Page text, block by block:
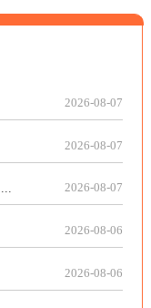
2026-08-07
2026-08-07
2026-08-07
2026-08-06
2026-08-06